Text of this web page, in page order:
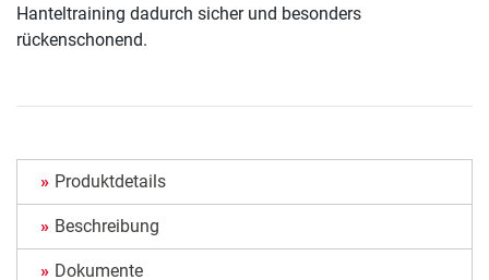
Hanteltraining dadurch sicher und besonders
rückenschonend.
Produktdetails
Beschreibung
Dokumente